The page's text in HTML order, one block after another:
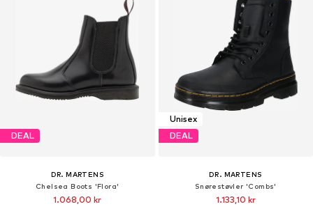
DEAL
DR. MARTENS
Chelsea Boots 'Flora'
1.068,00 kr
Unisex
DEAL
DR. MARTENS
Snørestøvler 'Combs'
1.133,10 kr